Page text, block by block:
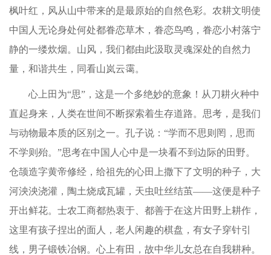
枫叶红，风从山中带来的是最原始的自然色彩。农耕文明使
中国人无论身处何处都眷恋草木，眷恋鸟鸣，眷恋小村落宁
静的一缕炊烟。山风，我们都由此汲取灵魂深处的自然力
量，和谐共生，同看山岚云霭。
心上田为“思”，这是一个多绝妙的意象！从刀耕火种中
直起身来，人类在世间不断探索着生存道路。思考，是我们
与动物最本质的区别之一。孔子说：“学而不思则罔，思而
不学则殆。”思考在中国人心中是一块看不到边际的田野。
仓颉造字黄帝修经，给祖先的心田上撒下了文明的种子，大
河泱泱浇灌，陶土烧成瓦罐，天虫吐丝结茧——这便是种子
开出鲜花。士农工商都热衷于、都善于在这片田野上耕作，
这里有孩子捏出的面人，老人闲趣的棋盘，有女子穿针引
线，男子锻铁冶钢。心上有田，故中华儿女总在自我耕种。